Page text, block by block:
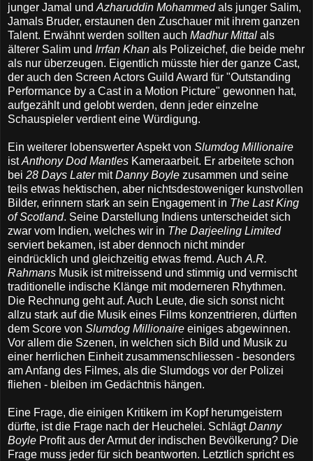
junger Jamal und Azharuddin Mohammedals junger Salim,
Jamals Bruder, erstaunen den Zuschauer mit ihrem ganzen
Talent. Erwähnt werden sollten auch Madhur Mittal als
älterer Salim und Irrfan Khan als Polizeichef, die beide mehr
als nur überzeugen. Eigentlich müsste hier der ganze Cast,
der auch den Screen Actors Guild Award für "Outstanding
Performance by a Cast in a Motion Picture" gewonnen hat,
aufgezählt und gelobt werden, denn jeder einzelne
Schauspieler verdient eine Würdigung.
Ein weiterer lobenswerter Aspekt von Slumdog Millionaire
istAnthony Dod Mantles Kameraarbeit. Er arbeitete schon
bei 28 Days Later mitDanny Boyle zusammen und seine
teils etwas hektischen, aber nichtsdestoweniger kunstvollen
Bilder, erinnern stark an sein Engagement in The Last King
of Scotland. Seine Darstellung Indiens unterscheidet sich
zwar vom Indien, welches wir in The Darjeeling Limited
serviert bekamen, ist aber dennoch nicht minder
eindrücklich und gleichzeitig etwas fremd. Auch A.R.
Rahmans Musik ist mitreissend und stimmig und vermischt
traditionelle indische Klänge mit moderneren Rhythmen.
Die Rechnung geht auf. Auch Leute, die sich sonst nicht
allzu stark auf die Musik eines Films konzentrieren, dürften
dem Score von Slumdog Millionaire einiges abgewinnen.
Vor allem die Szenen, in welchen sich Bild und Musik zu
einer herrlichen Einheit zusammenschliessen - besonders
am Anfang des Filmes, als die Slumdogs vor der Polizei
fliehen - bleiben im Gedächtnis hängen.
Eine Frage, die einigen Kritikern im Kopf herumgeistern
dürfte, ist die Frage nach der Heuchelei. SchlägtDanny
Boyle Profit aus der Armut der indischen Bevölkerung? Die
Frage muss jeder für sich beantworten. Letztlich spricht es